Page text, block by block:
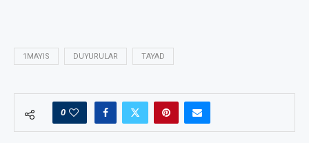
1MAYIS DUYURULAR TAYAD
0